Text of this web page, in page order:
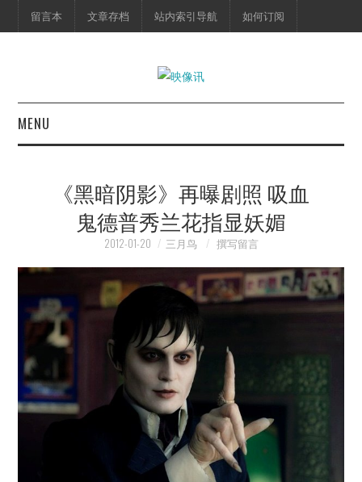
留言本 文章存档 站内索引导航 如何订阅
MENU
映像快讯
脱口秀
杂七杂八
美剧英剧
《黑暗阴影》再曝剧照 吸血
鬼德普秀兰花指显妖媚
2012-01-20 三月鸟 撰写留言